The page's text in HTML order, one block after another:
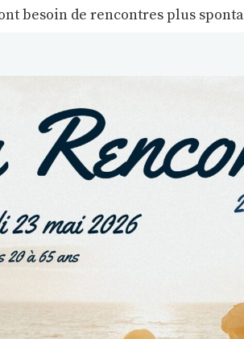
besoin de rencontres plus